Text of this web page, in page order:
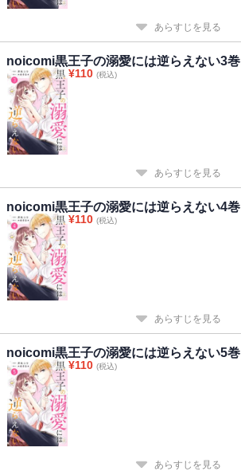
あらすじを見る
noicomi黒王子の溺愛には逆らえない3巻
¥110 (税込)
あらすじを見る
noicomi黒王子の溺愛には逆らえない4巻
¥110 (税込)
あらすじを見る
noicomi黒王子の溺愛には逆らえない5巻
¥110 (税込)
あらすじを見る